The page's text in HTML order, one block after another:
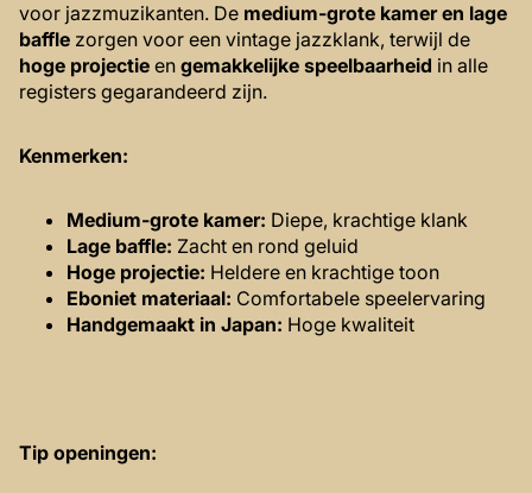
voor jazzmuzikanten. De medium-grote kamer en lage
baffle zorgen voor een vintage jazzklank, terwijl de
hoge projectie en gemakkelijke speelbaarheid in alle
registers gegarandeerd zijn.
Kenmerken:
Medium-grote kamer: Diepe, krachtige klank
Lage baffle: Zacht en rond geluid
Hoge projectie: Heldere en krachtige toon
Eboniet materiaal: Comfortabele speelervaring
Handgemaakt in Japan: Hoge kwaliteit
Tip openingen: